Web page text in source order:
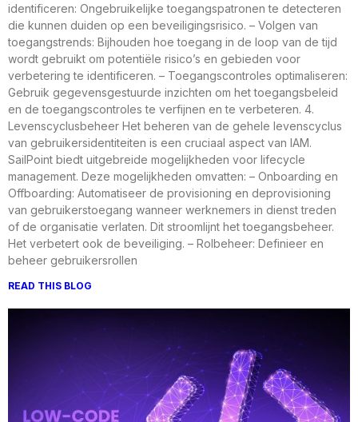
identificeren: Ongebruikelijke toegangspatronen te detecteren
die kunnen duiden op een beveiligingsrisico. – Volgen van
toegangstrends: Bijhouden hoe toegang in de loop van de tijd
wordt gebruikt om potentiële risico’s en gebieden voor
verbetering te identificeren. – Toegangscontroles optimaliseren:
Gebruik gegevensgestuurde inzichten om het toegangsbeleid
en de toegangscontroles te verfijnen en te verbeteren. 4.
Levenscyclusbeheer Het beheren van de gehele levenscyclus
van gebruikersidentiteiten is een cruciaal aspect van IAM.
SailPoint biedt uitgebreide mogelijkheden voor lifecycle
management. Deze mogelijkheden omvatten: – Onboarding en
Offboarding: Automatiseer de provisioning en deprovisioning
van gebruikerstoegang wanneer werknemers in dienst treden
of de organisatie verlaten. Dit stroomlijnt het toegangsbeheer.
Het verbetert ook de beveiliging. – Rolbeheer: Definieer en
beheer gebruikersrollen
READ THIS BLOG